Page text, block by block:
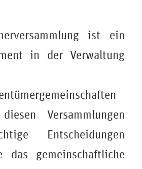
ist ein
in der Verwaltung
Versammlungen
Entscheidungen
das gemeinschaftliche